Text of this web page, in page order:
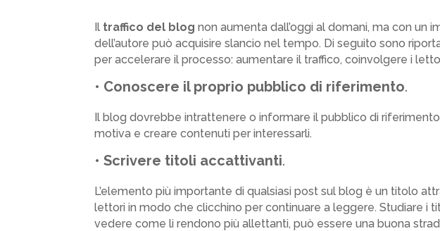
Il traffico del blog non aumenta dall’oggi al domani, ma con un
dell’autore può acquisire slancio nel tempo. Di seguito sono
per accelerare il processo: aumentare il traffico, coinvolgere i
• Conoscere il proprio pubblico di riferimento.
Il blog dovrebbe intrattenere o informare il pubblico di
motiva e creare contenuti per interessarli.
•Scrivere titoli accattivanti.
L’elemento più importante di qualsiasi post sul blog è un titolo
lettori in modo che clicchino per continuare a leggere. Studiare i
vedere come li rendono più allettanti, può essere una buona